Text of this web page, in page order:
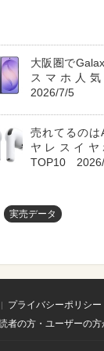
大阪圏で
スマホ人
2026/7/5
売れてるの
ヤレスイ
TOP10
実売データ
プライバシーポリシー
者の方・ユーザーの